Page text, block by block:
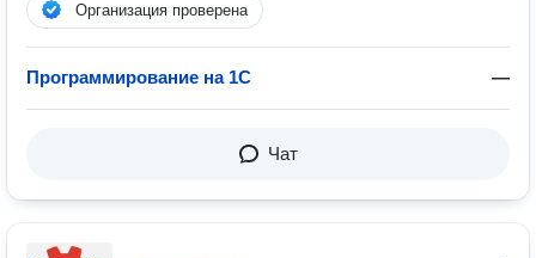
Организация проверена
Программирование на 1C —
Чат